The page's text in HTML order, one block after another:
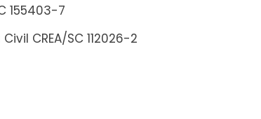
155403-7
CREA/SC 112026-2